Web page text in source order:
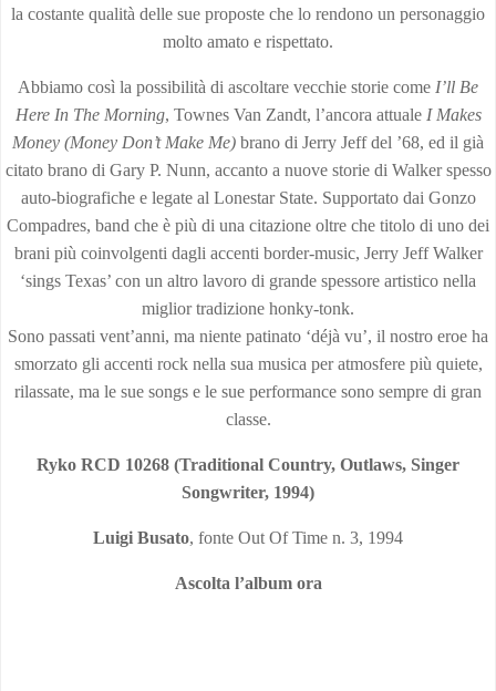
la costante qualità delle sue proposte che lo rendono un personaggio
molto amato e rispettato.
Abbiamo così la possibilità di ascoltare vecchie storie come I’ll Be
Here In The Morning, Townes Van Zandt, l’ancora attuale I Makes
Money (Money Don’t Make Me) brano di Jerry Jeff del ’68, ed il già
citato brano di Gary P. Nunn, accanto a nuove storie di Walker spesso
auto-biografiche e legate al Lonestar State. Supportato dai Gonzo
Compadres, band che è più di una citazione oltre che titolo di uno dei
brani più coinvolgenti dagli accenti border-music, Jerry Jeff Walker
‘sings Texas’ con un altro lavoro di grande spessore artistico nella
miglior tradizione honky-tonk.
Sono passati vent’anni, ma niente patinato ‘déjà vu’, il nostro eroe ha
smorzato gli accenti rock nella sua musica per atmosfere più quiete,
rilassate, ma le sue songs e le sue performance sono sempre di gran
classe.
Ryko RCD 10268 (Traditional Country, Outlaws, Singer
Songwriter, 1994)
Luigi Busato, fonte Out Of Time n. 3, 1994
Ascolta l’album ora